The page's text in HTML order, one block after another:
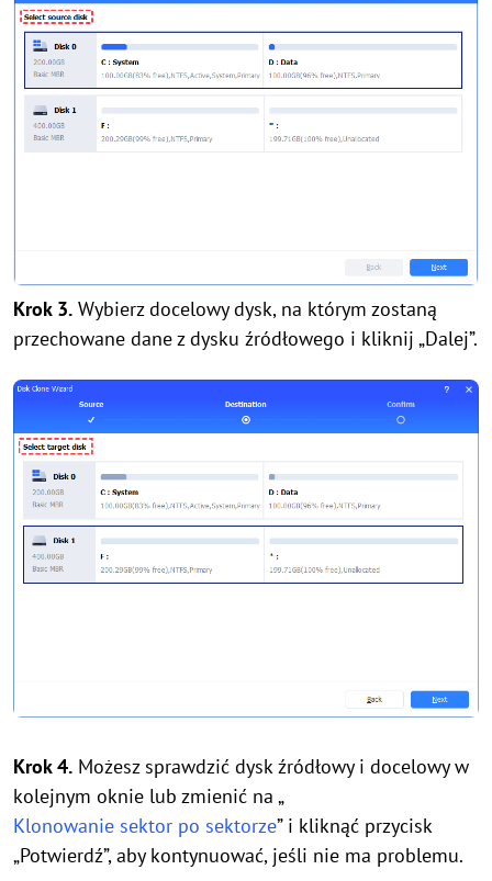
Krok 3. Wybierz docelowy dysk, na którym zostaną
przechowane dane z dysku źródłowego i kliknij „Dalej”.
Krok 4. Możesz sprawdzić dysk źródłowy i docelowy w
kolejnym oknie lub zmienić na „
Klonowanie sektor po sektorze” i kliknąć przycisk
„Potwierdź”, aby kontynuować, jeśli nie ma problemu.